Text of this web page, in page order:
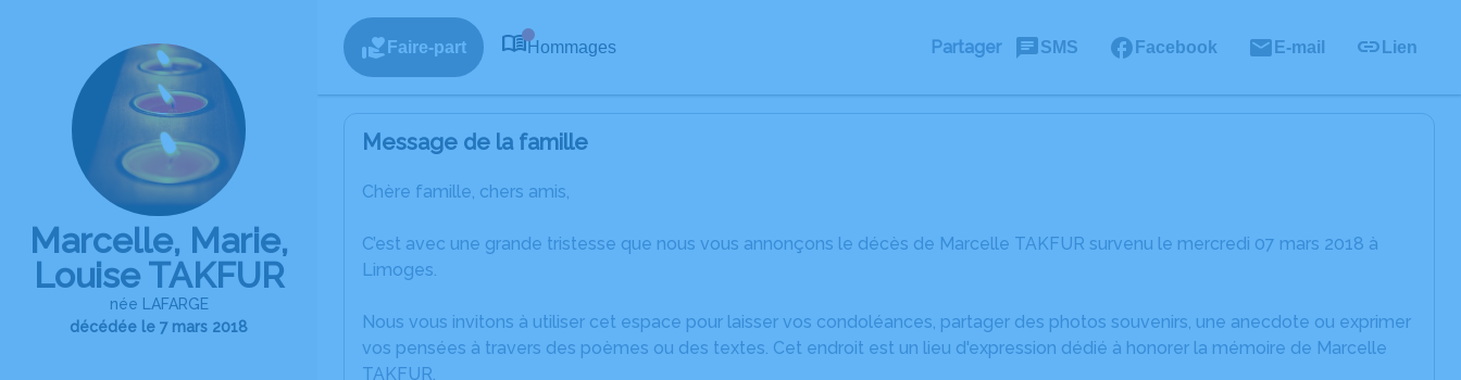
Marcelle, Marie,
Louise TAKFUR
née LAFARGE
décédée le 7 mars 2018
Faire-part Hommages Partager SMS Facebook E-mail Lien
Message de la famille
Chère famille, chers amis,
C’est avec une grande tristesse que nous vous annonçons le décès de Marcelle TAKFUR survenu le mercredi 07 mars 2018 à
Limoges.
Nous vous invitons à utiliser cet espace pour laisser vos condoléances, partager des photos souvenirs, une anecdote ou exprimer
vos pensées à travers des poèmes ou des textes. Cet endroit est un lieu d'expression dédié à honorer la mémoire de Marcelle
TAKFUR.